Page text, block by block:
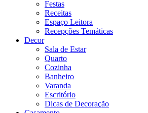
Festas
Receitas
Espaço Leitora
Recepções Temáticas
Decor
Sala de Estar
Quarto
Cozinha
Banheiro
Varanda
Escritório
Dicas de Decoração